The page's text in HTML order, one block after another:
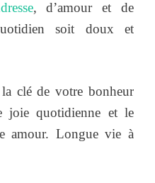
, d’amour et de
soit doux et
clé de votre bonheur
joie quotidienne et le
amour. Longue vie à